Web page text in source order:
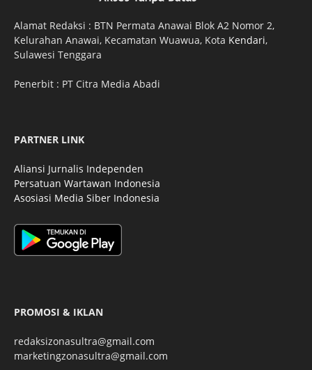
Alamat Redaksi : BTN Permata Anawai Blok A2 Nomor 2,
Kelurahan Anawai, Kecamatan Wuawua, Kota Kendari,
Sulawesi Tenggara
Penerbit : PT Citra Media Abadi
PARTNER LINK
Aliansi Jurnalis Independen
Persatuan Wartawan Indonesia
Asosiasi Media Siber Indonesia
PROMOSI & IKLAN
redaksizonasultra@gmail.com
marketingzonasultra@gmail.com